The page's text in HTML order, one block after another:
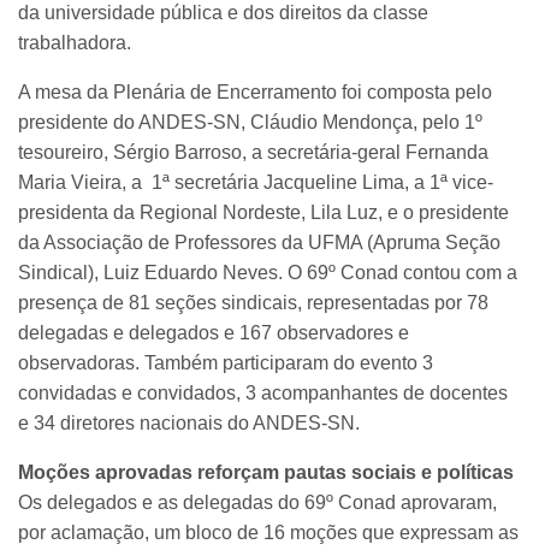
da universidade pública e dos direitos da classe
trabalhadora.
A mesa da Plenária de Encerramento foi composta pelo
presidente do ANDES-SN, Cláudio Mendonça, pelo 1º
tesoureiro, Sérgio Barroso, a secretária-geral Fernanda
Maria Vieira, a 1ª secretária Jacqueline Lima, a 1ª vice-
presidenta da Regional Nordeste, Lila Luz, e o presidente
da Associação de Professores da UFMA (Apruma Seção
Sindical), Luiz Eduardo Neves. O 69º Conad contou com a
presença de 81 seções sindicais, representadas por 78
delegadas e delegados e 167 observadores e
observadoras. Também participaram do evento 3
convidadas e convidados, 3 acompanhantes de docentes
e 34 diretores nacionais do ANDES-SN.
Moções aprovadas reforçam pautas sociais e políticas
Os delegados e as delegadas do 69º Conad aprovaram,
por aclamação, um bloco de 16 moções que expressam as